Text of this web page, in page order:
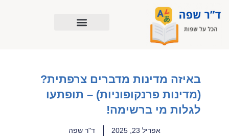
לתוכן
באיזה מדינות מדברים צרפתית?
(מדינות פרנקופוניות) – תופתעו
לגלות מי ברשימה!
אפריל 23, 2025 ד"ר שפה